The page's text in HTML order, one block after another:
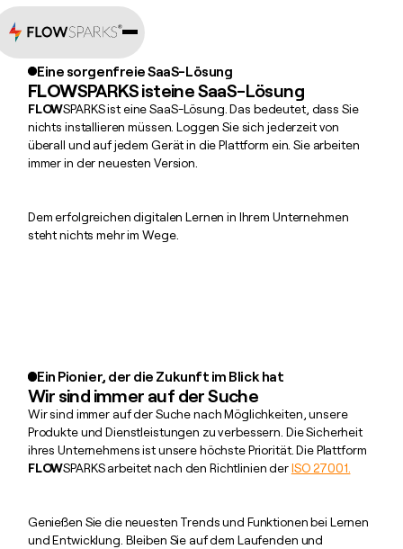
Eine sorgenfreie SaaS-Lösung
FLOWSPARKS isteine SaaS-Lösung
FLOWSPARKS ist eine SaaS-Lösung. Das bedeutet, dass Sie
nichts installieren müssen. Loggen Sie sich jederzeit von
überall und auf jedem Gerät in die Plattform ein. Sie arbeiten
immer in der neuesten Version.
Dem erfolgreichen digitalen Lernen in Ihrem Unternehmen
steht nichts mehr im Wege.
Ein Pionier, der die Zukunft im Blick hat
Wir sind immer auf der Suche
Wir sind immer auf der Suche nach Möglichkeiten, unsere
Produkte und Dienstleistungen zu verbessern. Die Sicherheit
ihres Unternehmens ist unsere höchste Priorität. Die Plattform
FLOWSPARKS arbeitet nach den Richtlinien derISO 27001.
Genießen Sie die neuesten Trends und Funktionen bei Lernen
und Entwicklung. Bleiben Sie auf dem Laufenden und